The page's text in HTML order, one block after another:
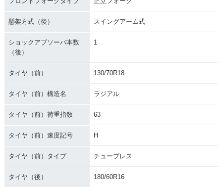
懸架方式（後） スイングアーム式
ショックアブソーバ本数
（後）
1
タイヤ（前） 130/70R18
タイヤ（前）構造名 ラジアル
タイヤ（前）荷重指数 63
タイヤ（前）速度記号 H
タイヤ（前）タイプ チューブレス
タイヤ（後） 180/60R16